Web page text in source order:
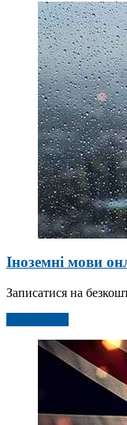
Іноземні мови
Записатися на